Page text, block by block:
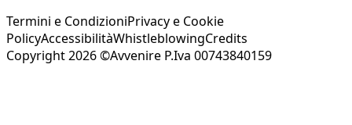
Termini e CondizioniPrivacy e Cookie
PolicyAccessibilitàWhistleblowingCredits
Copyright 2026 ©Avvenire P.Iva 00743840159